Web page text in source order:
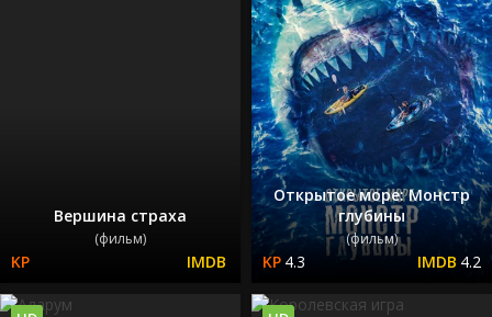
Вершина страха
(фильм)
Открытое море: Монстр
глубины
(фильм)
4.3 4.2